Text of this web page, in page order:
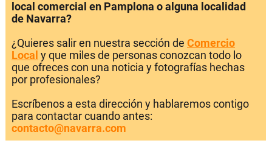
local comercial en Pamplona o alguna localidad
de Navarra?
¿Quieres salir en nuestra sección de Comercio
Local y que miles de personas conozcan todo lo
que ofreces con una noticia y fotografías hechas
por profesionales?
Escríbenos a esta dirección y hablaremos contigo
para contactar cuando antes:
contacto@navarra.com